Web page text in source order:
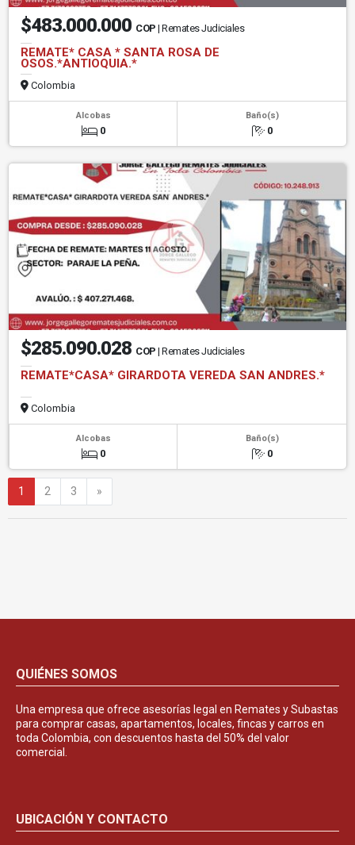
$483.000.000 COP | Remates Judiciales
REMATE* CASA * SANTA ROSA DE
OSOS.*ANTIOQUIA.*
Colombia
Alcobas
0
Baño(s)
0
$285.090.028 COP | Remates Judiciales
REMATE*CASA* GIRARDOTA VEREDA SAN ANDRES.*
Colombia
Alcobas
0
Baño(s)
0
1 2 3 »
QUIÉNES SOMOS
Una empresa que ofrece asesorías legal en Remates y Subastas
para comprar casas, apartamentos, locales, fincas y carros en
toda Colombia, con descuentos hasta del 50% del valor
comercial.
UBICACIÓN Y CONTACTO